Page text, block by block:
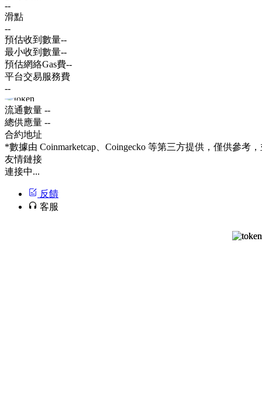
--
滑點
--
預估收到數量--
最小收到數量--
預估網絡Gas費--
平台交易服務費
--
流通數量 --
總供應量 --
合約地址
*數據由 Coinmarketcap、Coingecko 等第三方提供，僅供參考
友情鏈接
連接中...
反饋
客服